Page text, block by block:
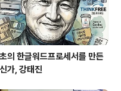
의 한글워드프로세서를 만든
가, 강태진